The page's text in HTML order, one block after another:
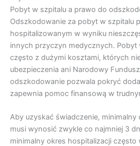
Pobyt w szpitalu a prawo do
Odszkodowanie za pobyt w szpitalu
hospitalizowanym w wyniku
innych przyczyn medycznych. Pobyt
często z dużymi kosztami, których
ubezpieczenia ani Narodowy
odszkodowanie pozwala pokryć
zapewnia pomoc finansową w
Aby uzyskać świadczenie, minimalny
musi wynosić zwykle co najmniej 3
minimalny okres hospitalizacji często